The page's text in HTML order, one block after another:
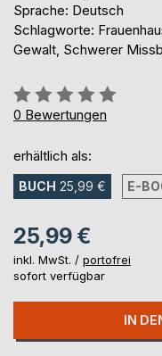
Sprache: Deutsch
Schlagworte:
Gewalt, Schwerer
Bewertung::
0%
0 Bewertungen
erhältlich als:
BUCH 25,99 € E-
25,99 €
inkl. MwSt. / portofrei
sofort verfügbar
IN